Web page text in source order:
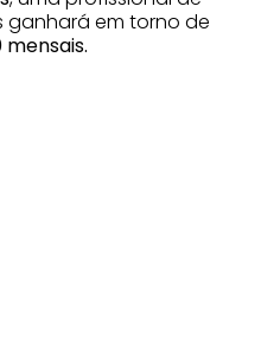
em torno de
mensais.